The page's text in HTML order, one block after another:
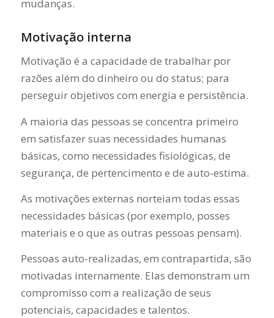
mudanças.
Motivação interna
Motivação é a capacidade de trabalhar por
razões além do dinheiro ou do status; para
perseguir objetivos com energia e persistência.
A maioria das pessoas se concentra primeiro
em satisfazer suas necessidades humanas
básicas, como necessidades fisiológicas, de
segurança, de pertencimento e de auto-estima.
As motivações externas norteiam todas essas
necessidades básicas (por exemplo, posses
materiais e o que as outras pessoas pensam).
Pessoas auto-realizadas, em contrapartida, são
motivadas internamente. Elas demonstram um
compromisso com a realização de seus
potenciais, capacidades e talentos.